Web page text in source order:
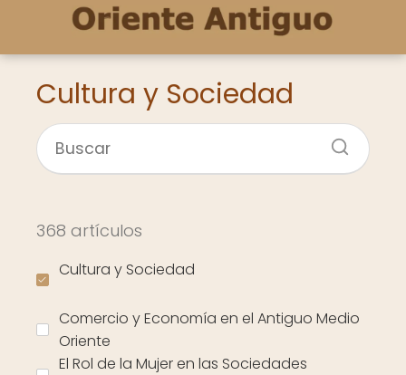
Cultura y Sociedad
368 artículos
Cultura y Sociedad
Comercio y Economía en el Antiguo Medio
Oriente
El Rol de la Mujer en las Sociedades